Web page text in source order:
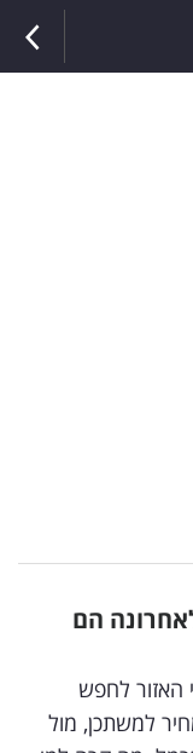
8 שנים - לאחרונה הם
האזור לחפש
למשתכן, מול